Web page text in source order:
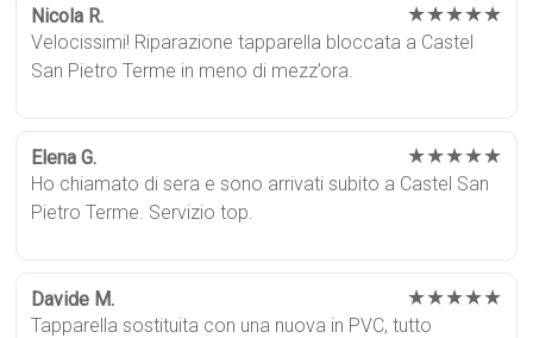
Nicola R. ★★★★★
Velocissimi! Riparazione tapparella bloccata a Castel
San Pietro Terme in meno di mezz’ora.
Elena G. ★★★★★
Ho chiamato di sera e sono arrivati subito a Castel San
Pietro Terme. Servizio top.
Davide M. ★★★★★
Tapparella sostituita con una nuova in PVC, tutto